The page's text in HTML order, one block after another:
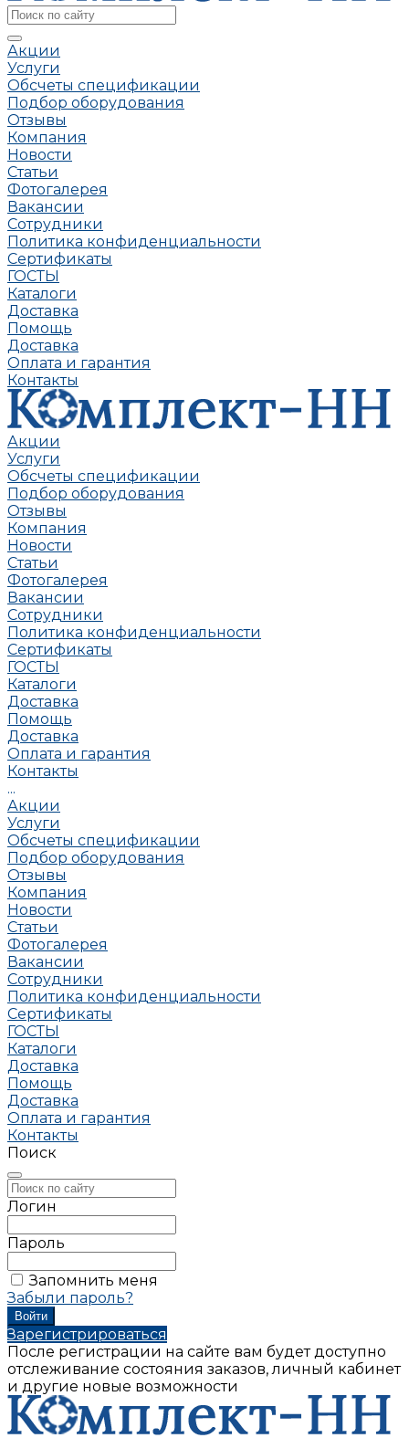
Акции
Услуги
Обсчеты спецификации
Подбор оборудования
Отзывы
Компания
Новости
Статьи
Фотогалерея
Вакансии
Сотрудники
Политика конфиденциальности
Сертификаты
ГОСТЫ
Каталоги
Доставка
Помощь
Доставка
Оплата и гарантия
Контакты
Акции
Услуги
Обсчеты спецификации
Подбор оборудования
Отзывы
Компания
Новости
Статьи
Фотогалерея
Вакансии
Сотрудники
Политика конфиденциальности
Сертификаты
ГОСТЫ
Каталоги
Доставка
Помощь
Доставка
Оплата и гарантия
Контакты
...
Акции
Услуги
Обсчеты спецификации
Подбор оборудования
Отзывы
Компания
Новости
Статьи
Фотогалерея
Вакансии
Сотрудники
Политика конфиденциальности
Сертификаты
ГОСТЫ
Каталоги
Доставка
Помощь
Доставка
Оплата и гарантия
Контакты
Поиск
Логин
Пароль
Запомнить меня
Забыли пароль?
Зарегистрироваться
После регистрации на сайте вам будет доступно
отслеживание состояния заказов, личный кабинет
и другие новые возможности